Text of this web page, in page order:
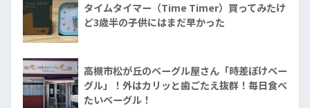
タイムタイマー（Time Timer）買ってみたけ
ど3歳半の子供にはまだ早かった
高槻市松が丘のベーグル屋さん「時差ぼけベー
グル」！外はカリッと歯ごたえ抜群！毎日食べ
たいベーグル！